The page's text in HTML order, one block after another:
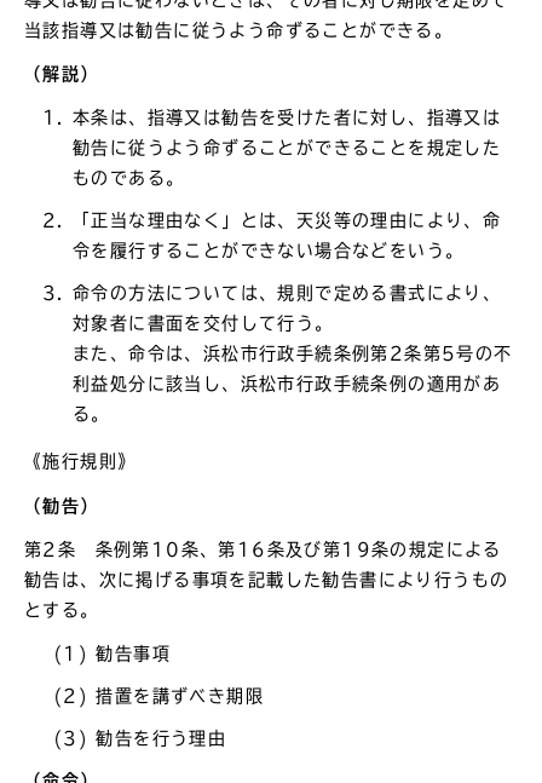
当該指導又は勧告に従うよう命ずることができる。
（解説）
本条は、指導又は勧告を受けた者に対し、指導又は
勧告に従うよう命ずることができることを規定した
ものである。
「正当な理由なく」とは、天災等の理由により、命
令を履行することができない場合などをいう。
命令の方法については、規則で定める書式により、
対象者に書面を交付して行う。
また、命令は、浜松市行政手続条例第2条第5号の不
利益処分に該当し、浜松市行政手続条例の適用があ
る。
《施行規則》
（勧告）
第2条 条例第10条、第16条及び第19条の規定による
勧告は、次に掲げる事項を記載した勧告書により行うもの
とする。
(1) 勧告事項
(2) 措置を講ずべき期限
(3) 勧告を行う理由